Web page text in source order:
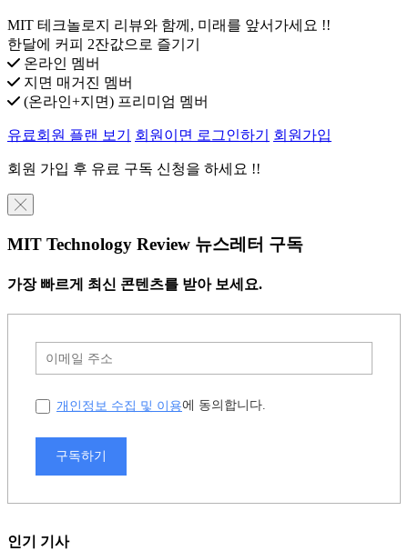
MIT 테크놀로지 리뷰와 함께, 미래를 앞서가세요 !!
한달에 커피 2잔값으로 즐기기
온라인 멤버
지면 매거진 멤버
(온라인+지면) 프리미엄 멤버
유료회원 플랜 보기 회원이면 로그인하기 회원가입
회원 가입 후 유료 구독 신청을 하세요 !!
╳
MIT Technology Review 뉴스레터 구독
가장 빠르게 최신 콘텐츠를 받아 보세요.
개인정보 수집 및 이용에 동의합니다.
구독하기
인기 기사